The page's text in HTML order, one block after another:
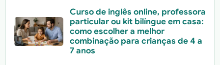
Curso de inglês online, professora
particular ou kit bilíngue em casa:
como escolher a melhor
combinação para crianças de 4 a
7 anos